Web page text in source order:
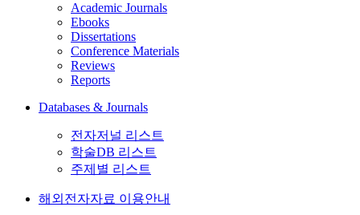
Academic Journals
Ebooks
Dissertations
Conference Materials
Reviews
Reports
Databases & Journals
전자저널 리스트
학술DB 리스트
주제별 리스트
해외전자자료 이용안내